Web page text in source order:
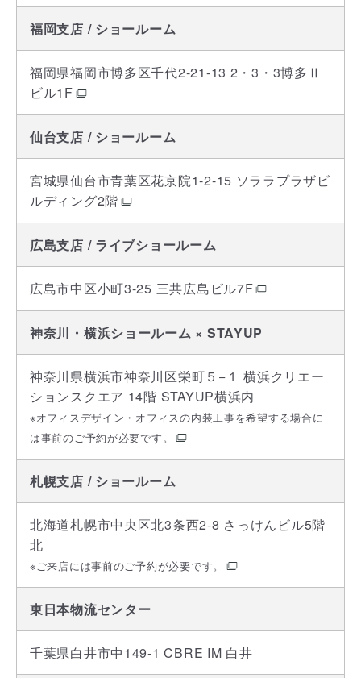
福岡支店 / ショールーム
福岡県福岡市博多区千代2-21-13 2・3・3博多Ⅱ
ビル1F
仙台支店 / ショールーム
宮城県仙台市青葉区花京院1-2-15 ソララプラザビ
ルディング2階
広島支店 / ライブショールーム
広島市中区小町3-25 三共広島ビル7F
神奈川・横浜ショールーム × STAYUP
神奈川県横浜市神奈川区栄町５−１ 横浜クリエー
ションスクエア 14階 STAYUP横浜内
※オフィスデザイン・オフィスの内装工事を希望する場合に
は事前のご予約が必要です。
札幌支店 / ショールーム
北海道札幌市中央区北3条西2-8 さっけんビル5階
北
※ご来店には事前のご予約が必要です。
東日本物流センター
千葉県白井市中149-1 CBRE IM 白井